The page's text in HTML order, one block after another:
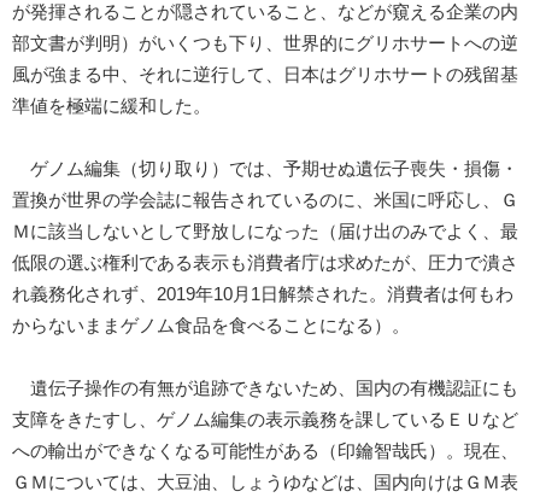
が発揮されることが隠されていること、などが窺える企業の内
部文書が判明）がいくつも下り、世界的にグリホサートへの逆
風が強まる中、それに逆行して、日本はグリホサートの残留基
準値を極端に緩和した。
ゲノム編集（切り取り）では、予期せぬ遺伝子喪失・損傷・
置換が世界の学会誌に報告されているのに、米国に呼応し、Ｇ
Ｍに該当しないとして野放しになった（届け出のみでよく、最
低限の選ぶ権利である表示も消費者庁は求めたが、圧力で潰さ
れ義務化されず、2019年10月1日解禁された。消費者は何もわ
からないままゲノム食品を食べることになる）。
遺伝子操作の有無が追跡できないため、国内の有機認証にも
支障をきたすし、ゲノム編集の表示義務を課しているＥＵなど
への輸出ができなくなる可能性がある（印鑰智哉氏）。現在、
ＧＭについては、大豆油、しょうゆなどは、国内向けはＧＭ表